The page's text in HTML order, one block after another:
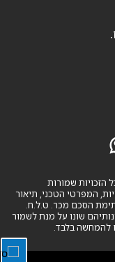
הזכויות שמורות
המפרטי הטכני, תיאור
הסכם מכר. ט.ל.ח.
שונו על מנת לשמור
להמחשה בלבד.